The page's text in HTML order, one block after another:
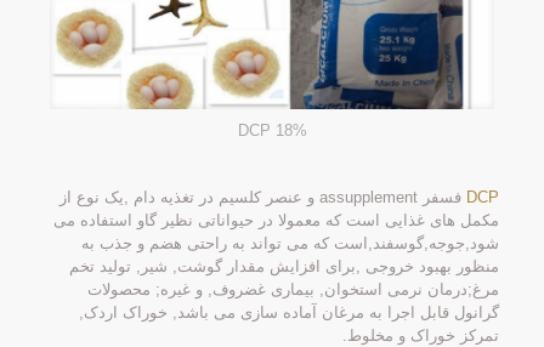
DCP 18%
DCP
فسفر assupplement و عنصر کلسیم در تغذیه دام ,یک نوع از
مکمل های غذایی است که معمولا در حیواناتی نظیر گاو استفاده می
شود,جوجه,گوسفند,است که می تواند به راحتی هضم و جذب به
منظور بهبود خروجی ,برای افزایش مقدار گوشت, شیر, تولید تخم
مرغ;درمان نرمی استخوان, بیماری غضروف, و غیره; محصولات
گرانول قابل اجرا به مرغان آماده سازی می باشد, خوراک اردک,
تمرکز خوراک و مخلوط.